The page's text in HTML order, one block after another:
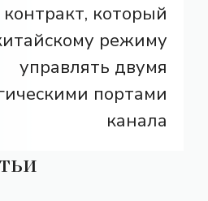
который
режиму
управлять двумя
портами
канала